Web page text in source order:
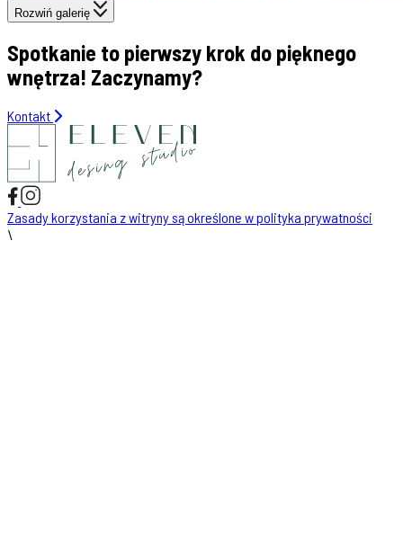
Rozwiń galerię
Spotkanie to pierwszy krok do pięknego
wnętrza! Zaczynamy?
Kontakt
Zasady korzystania z witryny są określone w polityka prywatności
\